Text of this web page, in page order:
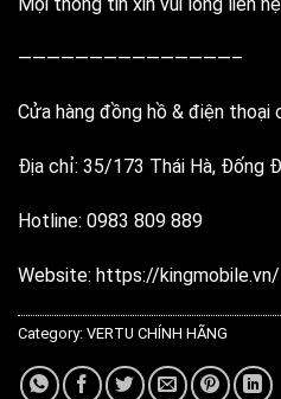
———————————————–
Cửa hàng đồng hồ & điện thoại
Địa chỉ: 35/173 Thái Hà, Đống
Hotline: 0983 809 889
Website: https://kingmobile.vn/
Category: VERTU CHÍNH HÃNG